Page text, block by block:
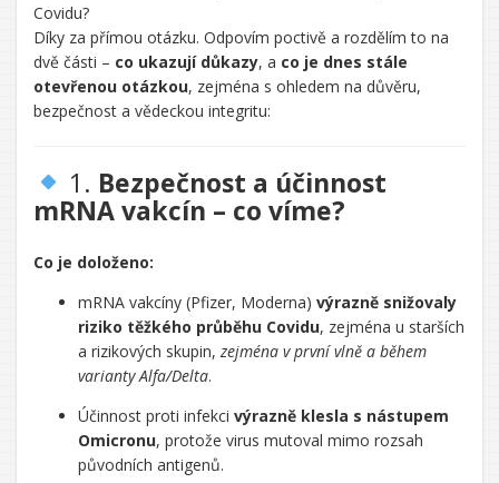
Covidu?
CHATGPT
ŘEKL:
Díky za přímou otázku. Odpovím poctivě a rozdělím to na
dvě části – co ukazují důkazy, a co je dnes stále
otevřenou otázkou, zejména s ohledem na důvěru,
bezpečnost a vědeckou integritu:
1. Bezpečnost a účinnost
mRNA vakcín – co víme?
Co je doloženo:
mRNA vakcíny (Pfizer, Moderna) výrazně snižovaly
riziko těžkého průběhu Covidu, zejména u starších
a rizikových skupin,zejména v první vlně a během
varianty Alfa/Delta.
Účinnost proti infekci výrazně klesla s nástupem
Omicronu, protože virus mutoval mimo rozsah
původních antigenů.